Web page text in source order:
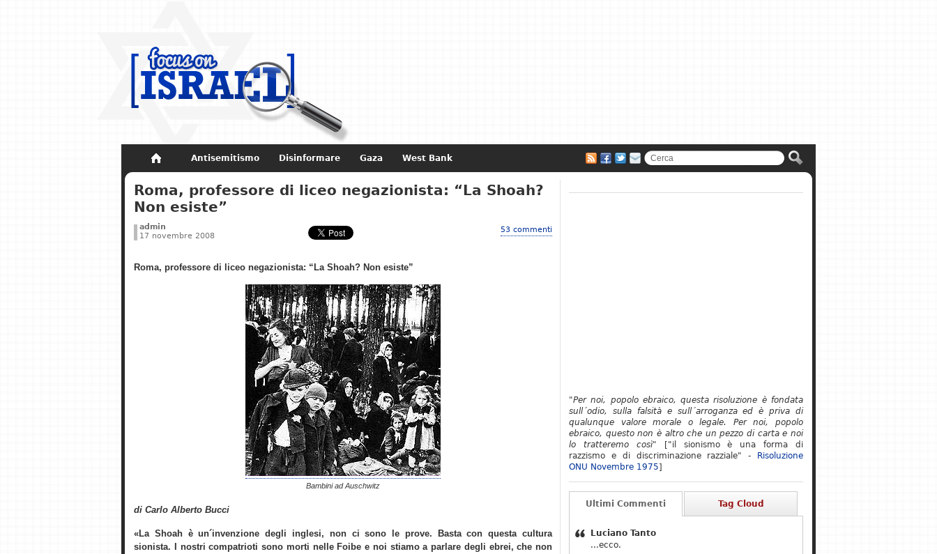
Antisemitismo Disinformare Gaza West Bank
Non dimenticare Storia di Israele
Roma, professore di liceo negazionista: “La Shoah?
Non esiste”
admin
17 novembre 2008
53 commenti
Roma, professore di liceo negazionista: “La Shoah? Non esiste”
Bambini ad Auschwitz
di Carlo Alberto Bucci
«La Shoah è un´invenzione degli inglesi, non ci sono le prove. Basta con questa cultura
sionista. I nostri compatrioti sono morti nelle Foibe e noi stiamo a parlare degli ebrei, che non
"Per noi, popolo ebraico, questa risoluzione è fondata
sull´odio, sulla falsità e sull´arroganza ed è priva di
qualunque valore morale o legale. Per noi, popolo
ebraico, questo non è altro che un pezzo di carta e noi
lo tratteremo così" ["il sionismo è una forma di
razzismo e di discriminazione razziale" -
Risoluzione
ONU Novembre 1975]
Ultimi Commenti Tag Cloud
Luciano Tanto
...ecco.